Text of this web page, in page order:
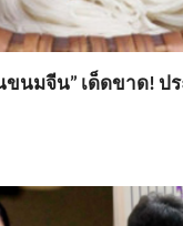
ขนมจีน” เด็ดขาด! ป